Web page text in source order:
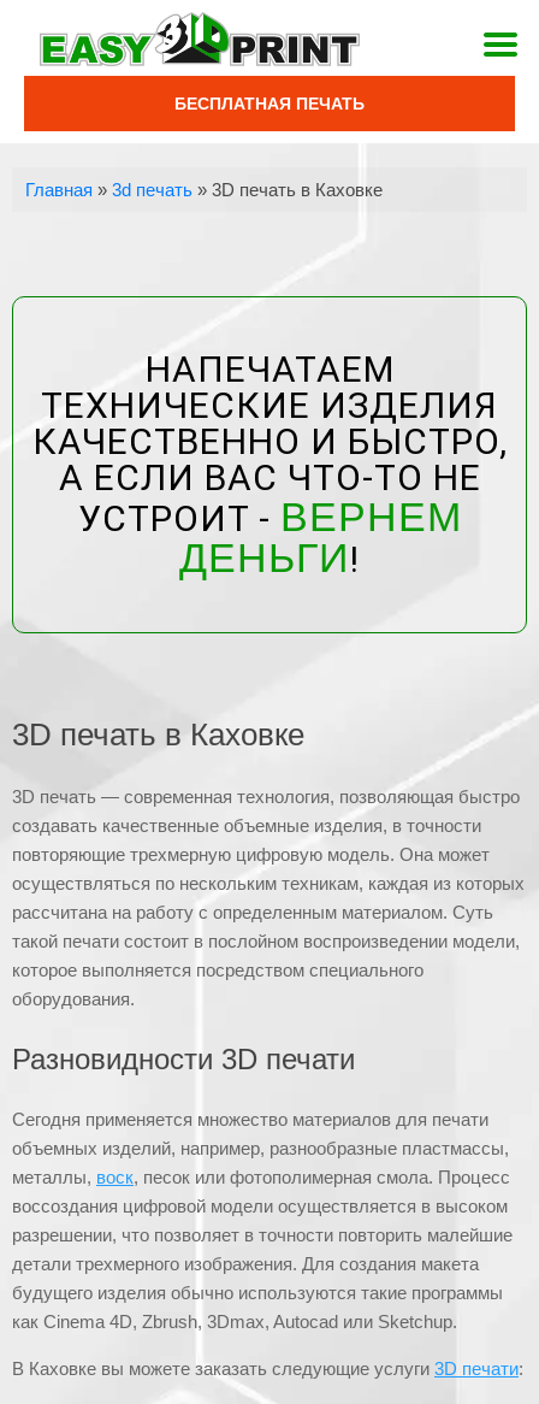
БЕСПЛАТНАЯ ПЕЧАТЬ
Главная »3d печать »3D печать в Каховке
НАПЕЧАТАЕМ
ТЕХНИЧЕСКИЕ ИЗДЕЛИЯ
КАЧЕСТВЕННО И БЫСТРО,
А ЕСЛИ ВАС ЧТО-ТО НЕ
УСТРОИТ - ВЕРНЕМ
ДЕНЬГИ!
3D печать в Каховке
3D печать — современная технология, позволяющая быстро
создавать качественные объемные изделия, в точности
повторяющие трехмерную цифровую модель. Она может
осуществляться по нескольким техникам, каждая из которых
рассчитана на работу с определенным материалом. Суть
такой печати состоит в послойном воспроизведении модели,
которое выполняется посредством специального
оборудования.
Разновидности 3D печати
Сегодня применяется множество материалов для печати
объемных изделий, например, разнообразные пластмассы,
металлы, воск, песок или фотополимерная смола. Процесс
воссоздания цифровой модели осуществляется в высоком
разрешении, что позволяет в точности повторить малейшие
детали трехмерного изображения. Для создания макета
будущего изделия обычно используются такие программы
как Cinema 4D, Zbrush, 3Dmax, Autocad или Sketchup.
В Каховке вы можете заказать следующие услуги 3D печати: